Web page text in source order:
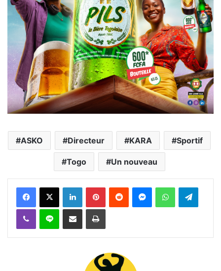
ASKO Directeur KARA Sportif
Togo Un nouveau
FacebookX Linkedin PinterestReddit MessengerWhatsAppTelegram
Viber Ligne Partager par email Imprimer